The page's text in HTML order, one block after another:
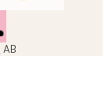
AB